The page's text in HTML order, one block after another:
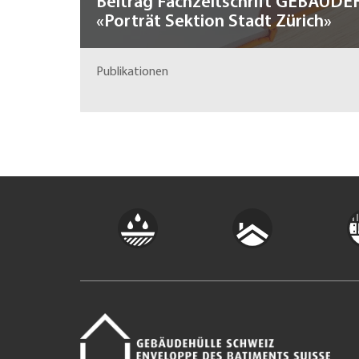
«Porträt Sektion Stadt Zürich»
Publikationen